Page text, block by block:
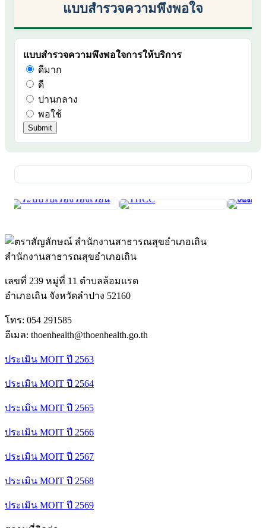
แบบสำรวจความพึงพอใจ
แบบสำรวจความพึงพอใจการให้บริการ
ดีมาก
ดี
ปานกลาง
พอใช้
สำนักงานสาธารณสุขอำเภอเถิน
เลขที่ 239 หมู่ที่ 11 ตำบลล้อมแรด
อำเภอเถิน จังหวัดลำปาง 52160
โทร: 054 291585
อีเมล: thoenhealth@thoenhealth.go.th
ประเมิน MOIT ปี 2563
ประเมิน MOIT ปี 2564
ประเมิน MOIT ปี 2565
ประเมิน MOIT ปี 2566
ประเมิน MOIT ปี 2567
ประเมิน MOIT ปี 2568
ประเมิน MOIT ปี 2569